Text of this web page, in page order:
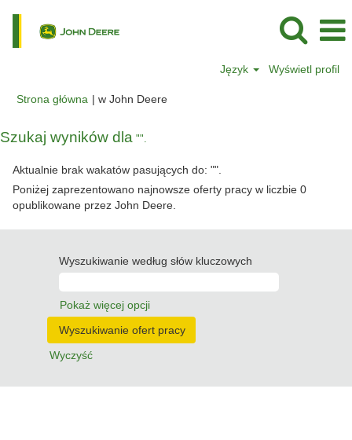
Język Wyświetl profil
Strona główna | w John Deere(bieżąca
Szukaj wyników dla "".
Aktualnie brak wakatów pasujących do: "".
Poniżej zaprezentowano najnowsze oferty pracy w liczbie 0
opublikowane przez John Deere.
Wyszukiwanie według słów kluczowych
Pokaż więcej opcji
Wyczyść